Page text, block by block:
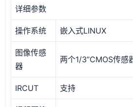
详细参数
操作系统 嵌入式LINUX
图像传感
器
两个1/3”CMOS传感
IRCUT 支持